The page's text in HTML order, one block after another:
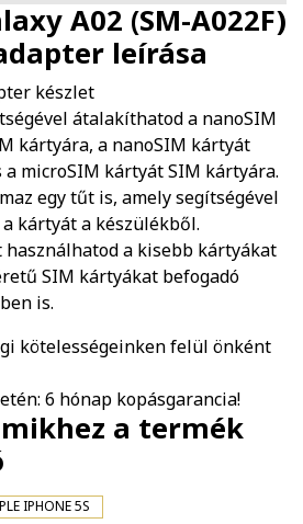
A02 (SM-A022F)
leírása
készlet
átalakíthatod a nanoSIM
kártyára, a nanoSIM kártyát
microSIM kártyát SIM kártyára.
egy tűt is, amely segítségével
kártyát a készülékből.
használhatod a kisebb kártyákat
SIM kártyákat befogadó
is.
kötelességeinken felül önként
6 hónap kopásgarancia!
a termék
IPHONE 5S